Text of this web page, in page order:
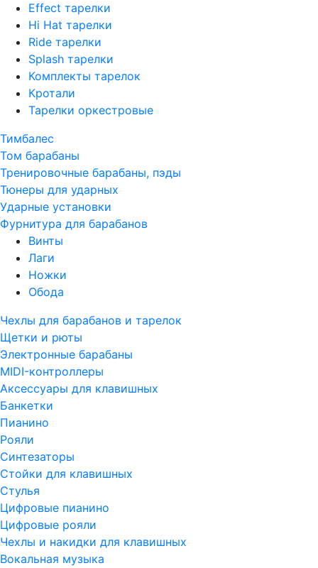
Effect тарелки
Hi Hat тарелки
Ride тарелки
Splash тарелки
Комплекты тарелок
Кротали
Тарелки оркестровые
Тимбалес
Том барабаны
Тренировочные барабаны, пэды
Тюнеры для ударных
Ударные установки
Фурнитура для барабанов
Винты
Лаги
Ножки
Обода
Чехлы для барабанов и тарелок
Щетки и рюты
Электронные барабаны
MIDI-контроллеры
Аксессуары для клавишных
Банкетки
Пианино
Рояли
Синтезаторы
Стойки для клавишных
Стулья
Цифровые пианино
Цифровые рояли
Чехлы и накидки для клавишных
Вокальная музыка